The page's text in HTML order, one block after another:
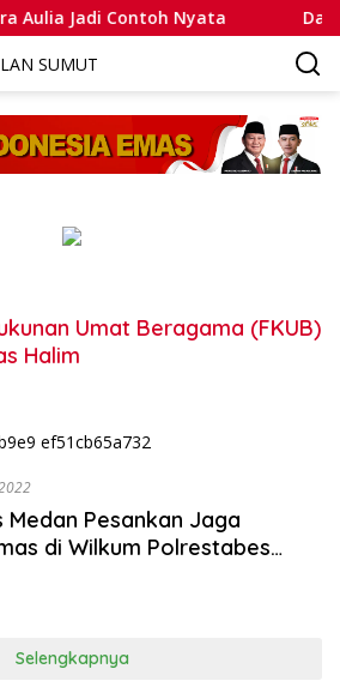
Jadi Contoh Nyata
Umat Beragama (FKUB)
Halim
Pesankan Jaga
di Wilkum Polrestabes
Selengkapnya